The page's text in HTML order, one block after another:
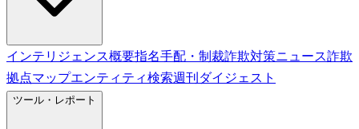
インテリジェンス概要指名手配・制裁詐欺対策ニュース詐欺
拠点マップエンティティ検索週刊ダイジェスト
ツール・レポート